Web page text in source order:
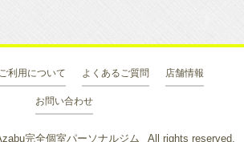
利用について よくあるご質問 店舗情報
お問い合わせ
完全個室パーソナルジム All rights reserved.